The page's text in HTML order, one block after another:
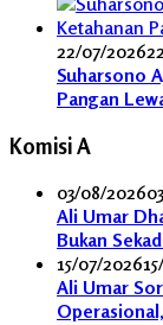
22/07/2026
Suharsono
Pangan
Komisi A
03/08/2026
Ali Umar
Bukan
15/07/2026
Ali Umar